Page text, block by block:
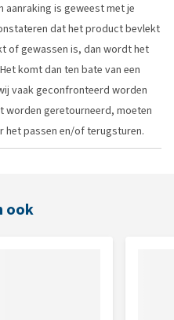
aanraking is geweest met je
dat het product bevlekt
of gewassen is, dan wordt het
komt dan ten bate van een
vaak geconfronteerd worden
worden geretourneerd, moeten
het passen en/of terugsturen.
ook